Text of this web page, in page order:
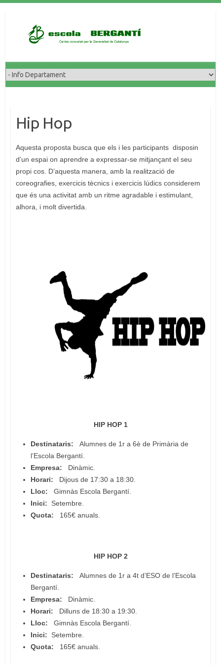
Hip Hop
Aquesta proposta busca que els i les participants disposin
d’un espai on aprendre a expressar-se mitjançant el seu
propi cos. D’aquesta manera, amb la realització de
coreografies, exercicis tècnics i exercicis lúdics considerem
que és una activitat amb un ritme agradable i estimulant,
alhora, i molt divertida.
HIP HOP 1
Destinataris: Alumnes de 1r a 6è de Primària de
l’Escola Bergantí.
Empresa: Dinàmic.
Horari: Dijous de 17:30 a 18:30.
Lloc: Gimnàs Escola Bergantí.
Inici: Setembre.
Quota: 165€ anuals.
HIP HOP 2
Destinataris: Alumnes de 1r a 4t d’ESO de l’Escola
Bergantí.
Empresa: Dinàmic.
Horari: Dilluns de 18:30 a 19:30.
Lloc: Gimnàs Escola Bergantí.
Inici: Setembre.
Quota: 165€ anuals.